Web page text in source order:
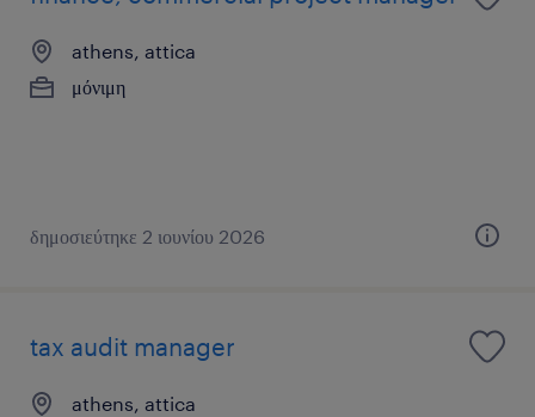
athens, attica
μόνιμη
δημοσιεύτηκε 2 ιουνίου 2026
tax audit manager
athens, attica